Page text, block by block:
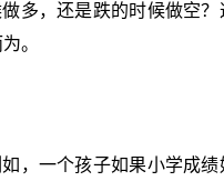
多，还是跌的时候做空？
。
，一个孩子如果小学成绩